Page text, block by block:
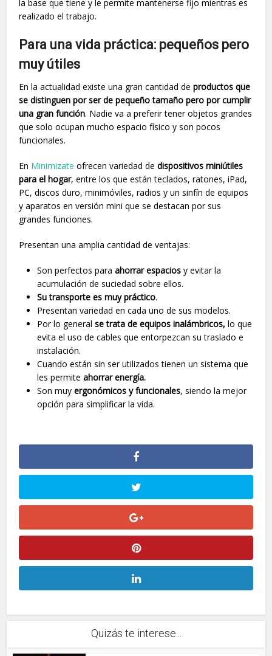
la base que tiene y le permite mantenerse fijo mientras es
realizado el trabajo.
Para una vida práctica: pequeños pero
muy útiles
En la actualidad existe una gran cantidad deproductos que
se distinguen por ser de pequeño tamaño pero por cumplir
una gran función. Nadie va a preferir tener objetos grandes
que solo ocupan mucho espacio físico y son pocos
funcionales.
En Minimizate ofrecen variedad dedispositivos miniútiles
para el hogar, entre los que están teclados, ratones, iPad,
PC, discos duro, minimóviles, radios y un sinfín de equipos
y aparatos en versión mini que se destacan por sus
grandes funciones.
Presentan una amplia cantidad de ventajas:
Son perfectos paraahorrar espacios y evitar la
acumulación de suciedad sobre ellos.
Su transporte es muy práctico.
Presentan variedad en cada uno de sus modelos.
Por lo generalse trata de equipos inalámbricos, lo que
evita el uso de cables que entorpezcan su traslado e
instalación.
Cuando están sin ser utilizados tienen un sistema que
les permiteahorrar energía.
Son muyergonómicos y funcionales, siendo la mejor
opción para simplificar la vida.
Quizás te interese...